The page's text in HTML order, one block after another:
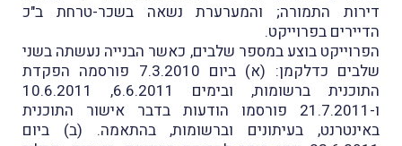
דירות התמורה; והמערערת נשאה בשכר-טרחת ב"כ
הדיירים בפרוייקט.
הפרוייקט בוצע במספר שלבים, כאשר הבנייה נעשתה בשני
שלבים כדלקמן: (א) ביום 7.3.2010 פורסמה הפקדת
התוכנית ברשומות, ובימים 6.6.2011, 10.6.2011
ו-21.7.2011 פורסמו הודעות בדבר אישור התוכנית
באינטרנט, בעיתונים וברשומות, בהתאמה. (ב) ביום